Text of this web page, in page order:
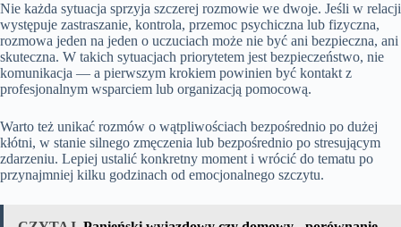
Nie każda sytuacja sprzyja szczerej rozmowie we dwoje. Jeśli w relacji
występuje zastraszanie, kontrola, przemoc psychiczna lub fizyczna,
rozmowa jeden na jeden o uczuciach może nie być ani bezpieczna, ani
skuteczna. W takich sytuacjach priorytetem jest bezpieczeństwo, nie
komunikacja — a pierwszym krokiem powinien być kontakt z
profesjonalnym wsparciem lub organizacją pomocową.
Warto też unikać rozmów o wątpliwościach bezpośrednio po dużej
kłótni, w stanie silnego zmęczenia lub bezpośrednio po stresującym
zdarzeniu. Lepiej ustalić konkretny moment i wrócić do tematu po
przynajmniej kilku godzinach od emocjonalnego szczytu.